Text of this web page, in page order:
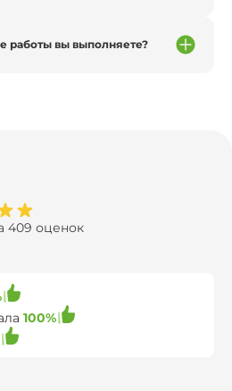
работы вы выполняете?
409 оценок
100%